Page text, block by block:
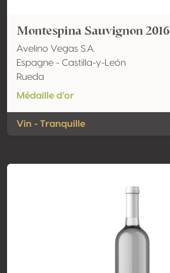
Montespina Sauvignon 2016
Avelino Vegas S.A.
Espagne - Castilla-y-León
Rueda
Médaille d'or
Vin - Tranquille